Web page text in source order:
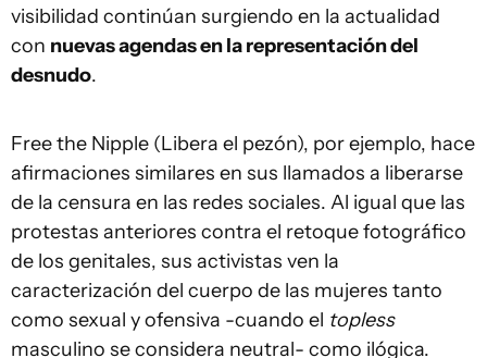
visibilidad continúan surgiendo en la actualidad
con nuevas agendas en la representación del
desnudo.
Free the Nipple (Libera el pezón), por ejemplo, hace
afirmaciones similares en sus llamados a liberarse
de la censura en las redes sociales. Al igual que las
protestas anteriores contra el retoque fotográfico
de los genitales, sus activistas ven la
caracterización del cuerpo de las mujeres tanto
como sexual y ofensiva -cuando el topless
masculino se considera neutral- como ilógica.